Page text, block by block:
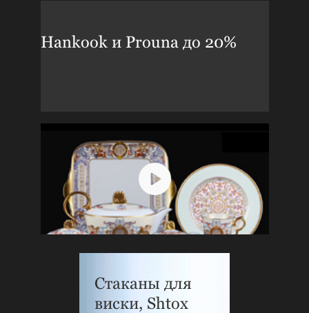
Hankook и Prouna до 20%
Стаканы для
виски, Shtox